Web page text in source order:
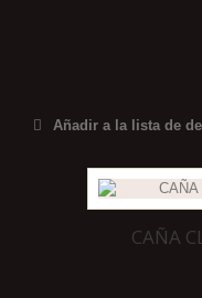
Añadir a la lista de
CAÑA